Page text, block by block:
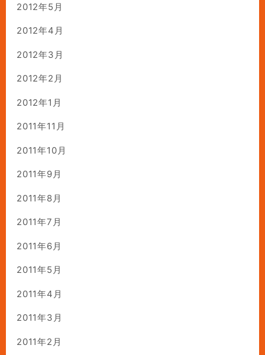
2012年5月
2012年4月
2012年3月
2012年2月
2012年1月
2011年11月
2011年10月
2011年9月
2011年8月
2011年7月
2011年6月
2011年5月
2011年4月
2011年3月
2011年2月